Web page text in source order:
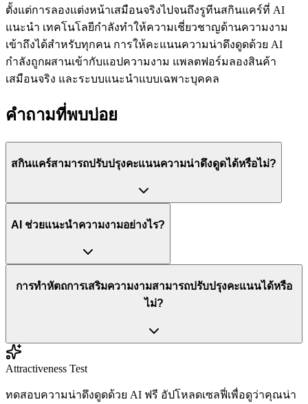
ตั้งแต่การลองแต่งหน้าเสมือนจริงไปจนถึงรูทีนสกินแคร์ที่ AI
แนะนำ เทคโนโลยีกำลังทำให้ความเชี่ยวชาญด้านความงาม
เข้าถึงได้สำหรับทุกคน การให้คะแนนความน่าดึงดูดด้วย AI
กำลังถูกผสานเข้ากับแอปความงาม แพลตฟอร์มลองสินค้า
เสมือนจริง และระบบแนะนำแบบเฉพาะบุคคล
คำถามที่พบบ่อย
สกินแคร์สามารถปรับปรุงคะแนนความน่าดึงดูดได้หรือไม่?
AI ช่วยแนะนำความงามอย่างไร?
การทำหัตถการเสริมความงามสามารถปรับปรุงคะแนนได้หรือ
ไม่?
Attractiveness Test
ทดสอบความน่าดึงดูดด้วย AI ฟรี อัปโหลดเซลฟี่เพื่อดูว่าคุณน่า